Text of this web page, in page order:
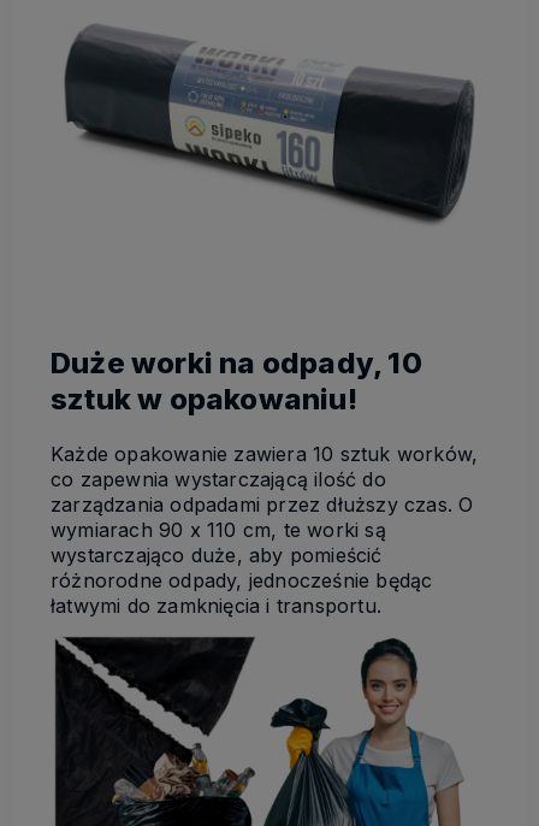
Duże worki na odpady, 10
sztuk w opakowaniu!
Każde opakowanie zawiera 10 sztuk worków,
co zapewnia wystarczającą ilość do
zarządzania odpadami przez dłuższy czas. O
wymiarach 90 x 110 cm, te worki są
wystarczająco duże, aby pomieścić
różnorodne odpady, jednocześnie będąc
łatwymi do zamknięcia i transportu.